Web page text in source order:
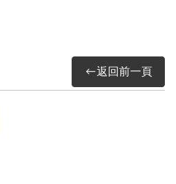
第19次臨時董事會審核
理由為原判決認定其
以其於偵查中之自白及
供述為。，惟其於審理
其所參加組織之性質
敘明，此外無其他具
返回前一頁